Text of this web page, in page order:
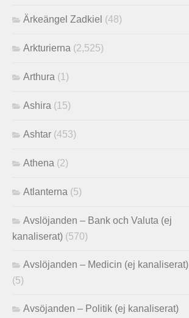
Ärkeängel Zadkiel (48)
Arkturierna (2,525)
Arthura (1)
Ashira (15)
Ashtar (453)
Athena (2)
Atlanterna (5)
Avslöjanden – Bank och Valuta (ej
kanaliserat) (570)
Avslöjanden – Medicin (ej kanaliserat)
(5)
Avsöjanden – Politik (ej kanaliserat)